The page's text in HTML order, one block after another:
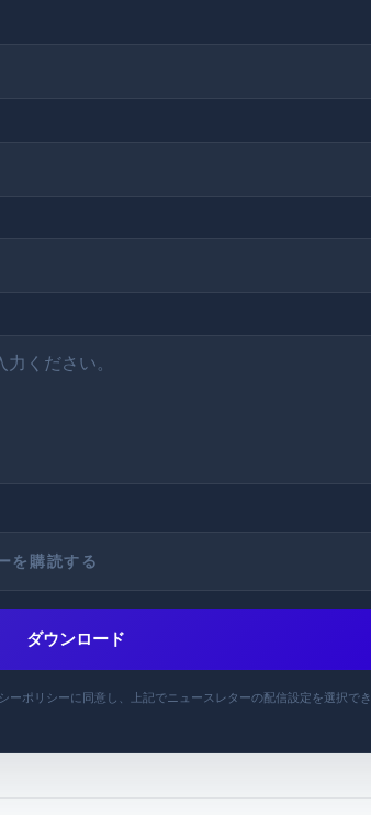
を購読する
ダウンロード
ポリシーに同意し、上記でニュースレターの配信設定を選択でき